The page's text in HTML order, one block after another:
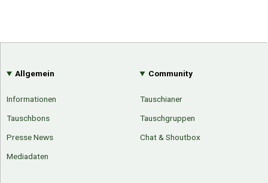
Allgemein
Informationen
Tauschbons
Presse News
Mediadaten
Community
Tauschianer
Tauschgruppen
Chat & Shoutbox